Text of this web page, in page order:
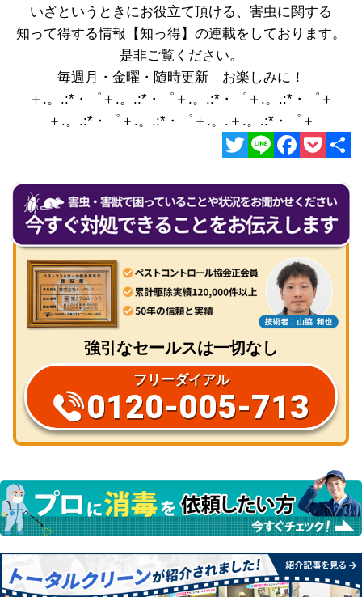
いざというときにお役立て頂ける、害虫に関する
知って得する情報【知っ得】の連載をしております。
是非ご覧ください。
毎週月・金曜・随時更新 お楽しみに！
＋.。.:*・゜＋.。.:*・゜＋.。.:*・゜＋.。.:*・゜＋
＋.。.:*・゜＋.。.:*・゜＋.。.＋.。.:*・゜＋
有
強引なセールスは一切なし
フリーダイアル
0120-005-713